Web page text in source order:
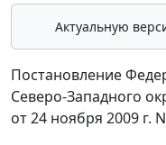
Актуальную
Постановление
Северо-Западного
от 24 ноября 2009 г.